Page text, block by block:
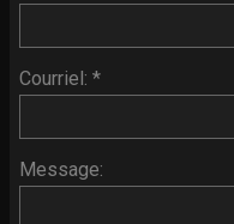
Courriel: *
Message: